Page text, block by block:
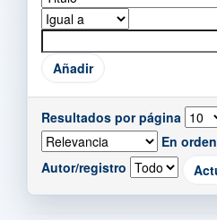
Resultados por página
En orden
Autor/registro